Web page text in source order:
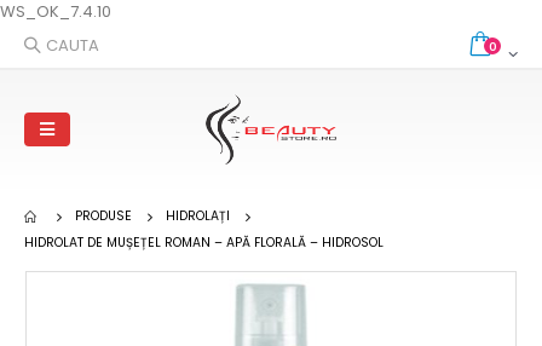
WS_OK_7.4.10
CAUTA
0
PRODUSE
HIDROLAȚI
HIDROLAT DE MUȘEȚEL ROMAN – APĂ FLORALĂ – HIDROSOL